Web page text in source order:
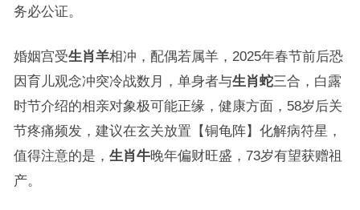
务必公证。
婚姻宫受生肖羊相冲，配偶若属羊，2025年春节前后恐
因育儿观念冲突冷战数月，单身者与生肖蛇三合，白露
时节介绍的相亲对象极可能正缘，健康方面，58岁后关
节疼痛频发，建议在玄关放置【铜龟阵】化解病符星，
值得注意的是， 生肖牛晚年偏财旺盛，73岁有望获赠祖
产。